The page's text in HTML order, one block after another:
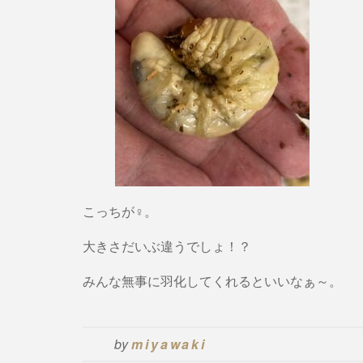
こっちが♀。
大きさだいぶ違うでしょ！？
みんな無事に羽化してくれるといいなぁ～。
bymiyawaki